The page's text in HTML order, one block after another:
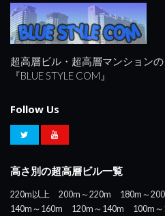
超高層ビル・超高層マンションの
『BLUE STYLE COM』
Follow Us
高さ別の超高層ビル一覧
220m以上 200m～220m 180m～
140m～160m
120m～140m 100m